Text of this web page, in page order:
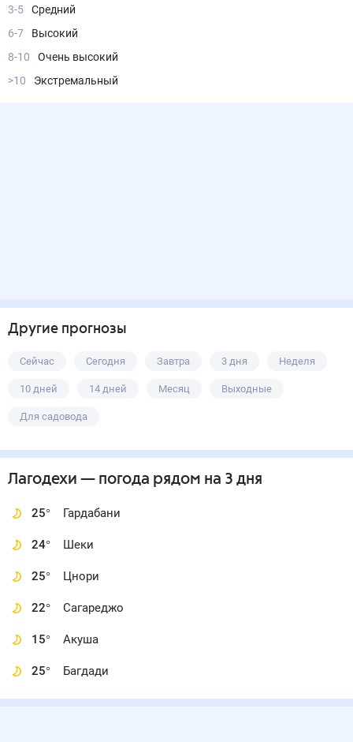
3-5
Средний
6-7
Высокий
8-10
Очень высокий
>10
Экстремальный
Другие прогнозы
Сейчас Сегодня Завтра 3 дня Неделя
10 дней 14 дней Месяц Выходные
Для садовода
Лагодехи — погода рядом на 3 дня
25° Гардабани
24° Шеки
25° Цнори
22° Сагареджо
15° Акуша
25° Багдади